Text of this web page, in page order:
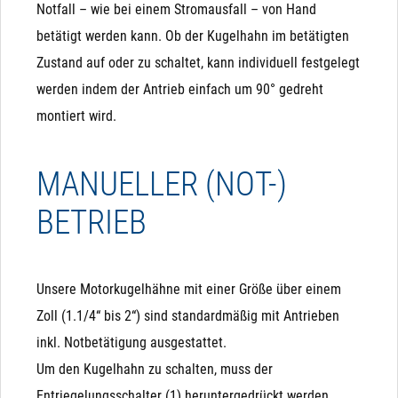
Pro Kugelhahn
10 Sekunden pro Schaltvorgang
Großer Durchfluss: Es steht die komplette Bohrung zur
Analogansteuerung
50% geöffnet) zu fahren. Dazu verfügt sie je nach Typ
über 4-5 Adern, von denen 2 Adern mit "+" bzw. "L" und "-
" bzw. "N" den Antrieb permanent mit Strom versorgen.
Eine weitere Ader ist als Eingang mit 0 (2) bis 10 V
Notfall – wie bei einem Stromausfall – von Hand
betätigt werden kann. Ob der Kugelhahn im betätigten
Zustand auf oder zu schaltet, kann individuell festgelegt
werden indem der Antrieb einfach um 90° gedreht
montiert wird.
MANUELLER (NOT-)
BETRIEB
Unsere Motorkugelhähne mit einer Größe über einem
Zoll (1.1/4“ bis 2“) sind standardmäßig mit Antrieben
inkl. Notbetätigung ausgestattet.
Um den Kugelhahn zu schalten, muss der